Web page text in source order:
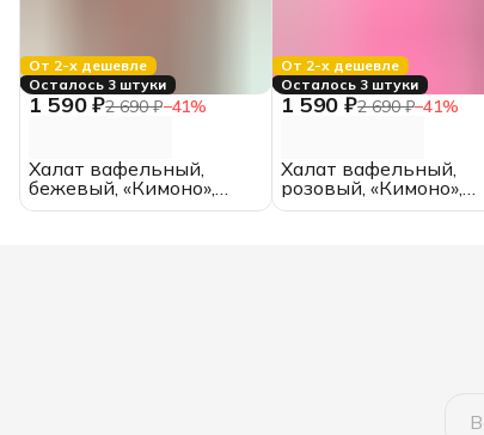
От 2-х дешевле
Осталось 3 штуки
1 590 ₽2 690 ₽−41%
Халат вафельный,
бежевый, «Кимоно»,
размер 44, (унисекс)
От 2-х дешевле
Осталось 3 штуки
1 590 ₽2 690 ₽−41%
Халат вафельный,
розовый, «Кимоно»,
размер 42, (унисекс)